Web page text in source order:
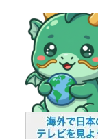
ジ
送
り